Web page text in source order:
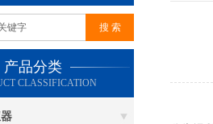
产品分类
CLASSIFICATION